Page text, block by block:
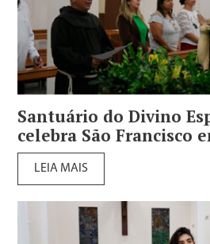
Santuário do Divino
celebra São Francisco
LEIA MAIS